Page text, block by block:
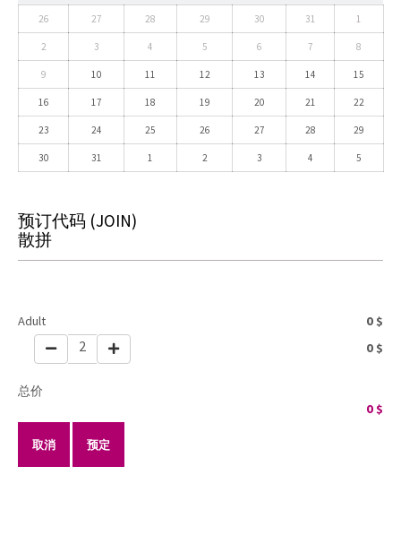
26 27 28 29 30 31 1
2 3 4 5 6 7 8
9 10 11 12 13 14 15
16 17 18 19 20 21 22
23 24 25 26 27 28 29
30 31 1 2 3 4 5
预订代码 (JOIN)
散拼
Adult 0 $
2 0 $
总价
0$
取消 预定